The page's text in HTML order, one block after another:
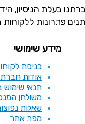
פתרונות
מידע שימושי
כניסת
אודות
תנאי שימוש
משולחן
שאלות
מפת אתר